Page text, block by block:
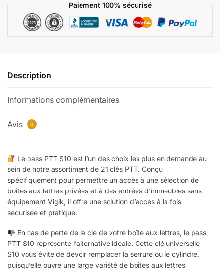
Paiement 100% sécurisé
Description
Informations complémentaires
Avis 0
Le pass PTT S10 est l’un des choix les plus en demande au
sein de notre assortiment de 21 clés PTT. Conçu
spécifiquement pour permettre un accès à une sélection de
boîtes aux lettres privées et à des entrées d’immeubles sans
équipement Vigik, il offre une solution d’accès à la fois
sécurisée et pratique.
En cas de perte de la clé de votre boîte aux lettres, le pass
PTT S10 représente l’alternative idéale. Cette clé universelle
S10 vous évite de devoir remplacer la serrure ou le cylindre,
puisqu’elle ouvre une large variété de boîtes aux lettres